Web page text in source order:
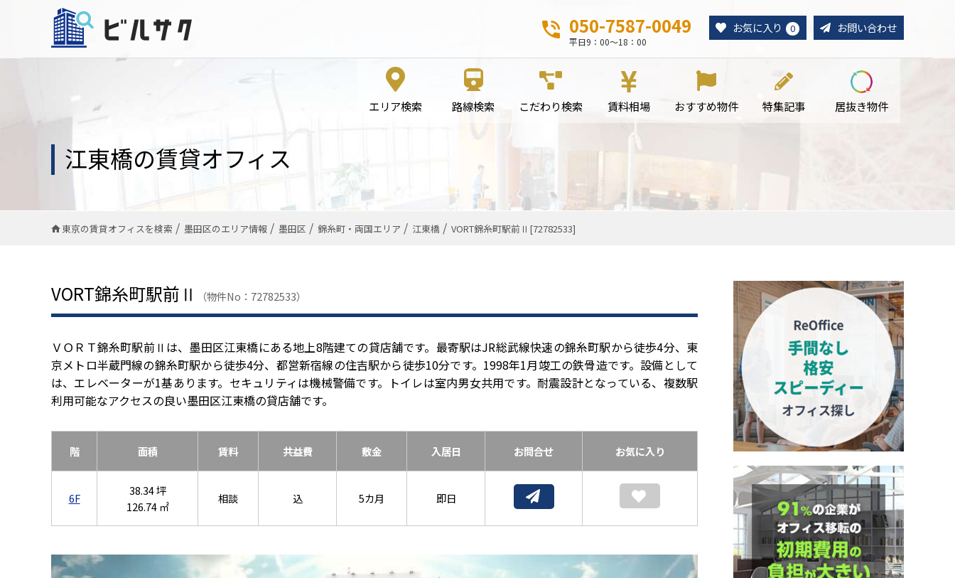
050-7587-0049
平日9：00～18：00
お気に入り 0 お問い合わせ
エリア検索 路線検索 こだわり検索 賃料相場 おすすめ物件 特集記事 居抜き物件
江東橋の賃貸オフィス
東京の賃貸オフィスを検索 墨田区のエリア情報 墨田区 錦糸町・両国エリア 江東橋 VORT錦糸町駅前Ⅱ[72782533]
VORT錦糸町駅前Ⅱ （物件No：72782533）
ＶＯＲＴ錦糸町駅前Ⅱは、墨田区江東橋にある地上8階建ての貸店舗です。最寄駅はJR総武線快速の錦糸町駅から徒歩4分、東
京メトロ半蔵門線の錦糸町駅から徒歩4分、都営新宿線の住吉駅から徒歩10分です。1998年1月竣工の鉄骨造です。設備として
は、エレベーターが1基あります。セキュリティは機械警備です。トイレは室内男女共用です。耐震設計となっている、複数駅
利用可能なアクセスの良い墨田区江東橋の貸店舗です。
階 面積 賃料 共益費 敷金 入居日 お問合せ お気に入り
6F
38.34 坪
126.74 ㎡
相談 込 5カ月 即日